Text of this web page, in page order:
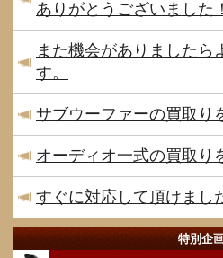
ありがとうございました！
また機会がありましたら
す。
サブウーファーの買取り
オーディオ一式の買取り
すぐに対応して頂けまし
特別企